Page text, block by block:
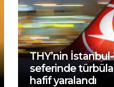
THY’nin
seferinde
hafif yaralandı